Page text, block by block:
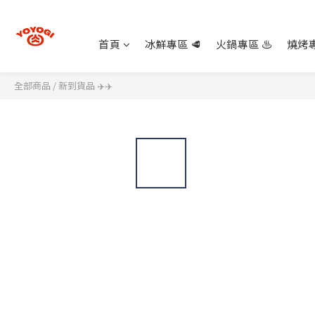
首頁 冰鮮專區 🥩 火鍋專區 ♨️ 燒烤
全部商品 /新到貨品 ✈️✈️